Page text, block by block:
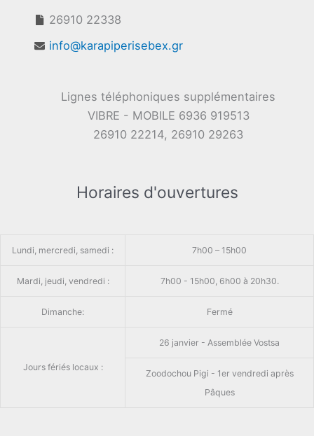
26910 22338
info@karapiperisebex.gr
Lignes téléphoniques supplémentaires
VIBRE - MOBILE 6936 919513
26910 22214, 26910 29263
Horaires d'ouvertures
Lundi, mercredi, samedi : 7h00 – 15h00
Mardi, jeudi, vendredi : 7h00 - 15h00, 6h00 à 20h30.
Dimanche: Fermé
Jours fériés locaux :
26 janvier - Assemblée Vostsa
Zoodochou Pigi - 1er vendredi après
Pâques